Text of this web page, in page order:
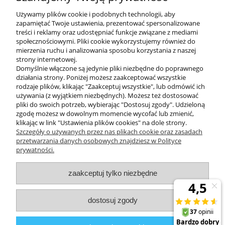
wówczas rozproszysz światło i uzyskasz ciekawy efekt, a w pokoju nie
będzie ciemno. Jeśli lubisz jeść kolację w ciemniejszym pomieszczeniu,
postaw stojącą lampę podłogową w niedalekiej odległości od stołu.
KONTAKT
DODATKOWE
MOJE KONTO
INFORMACJE
Używamy plików cookie i podobnych technologii, aby
zapamiętać Twoje ustawienia, prezentować spersonalizowane
treści i reklamy oraz udostępniać funkcje związane z mediami
społecznościowymi. Pliki cookie wykorzystujemy również do
mierzenia ruchu i analizowania sposobu korzystania z naszej
strony internetowej.
Domyślnie włączone są jedynie pliki niezbędne do poprawnego
działania strony. Poniżej możesz zaakceptować wszystkie
rodzaje plików, klikając "Zaakceptuj wszystkie", lub odmówić ich
używania (z wyjątkiem niezbędnych). Możesz też dostosować
pliki do swoich potrzeb, wybierając "Dostosuj zgody". Udzieloną
zgodę możesz w dowolnym momencie wycofać lub zmienić,
klikając w link "Ustawienia plików cookies" na dole strony.
Szczegóły o używanych przez nas plikach cookie oraz zasadach
przetwarzania danych osobowych znajdziesz w Polityce
prywatności.
zaakceptuj tylko niezbędne
dostosuj zgody